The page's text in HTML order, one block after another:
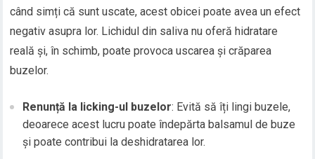
când simți că sunt uscate, acest obicei poate avea un efect
negativ asupra lor. Lichidul din saliva nu oferă hidratare
reală și, în schimb, poate provoca uscarea și crăparea
buzelor.
Renunță la licking-ul buzelor: Evită să îți lingi buzele,
deoarece acest lucru poate îndepărta balsamul de buze
și poate contribui la deshidratarea lor.